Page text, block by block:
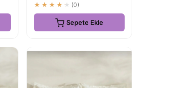
★★★★★ (0)
Sepete Ekle